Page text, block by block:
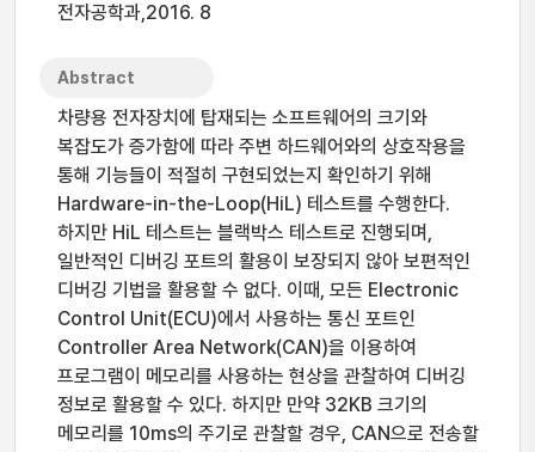
전자공학과,2016. 8
Abstract
차량용 전자장치에 탑재되는 소프트웨어의 크기와
복잡도가 증가함에 따라 주변 하드웨어와의 상호작용을
통해 기능들이 적절히 구현되었는지 확인하기 위해
Hardware-in-the-Loop(HiL) 테스트를 수행한다.
하지만 HiL 테스트는 블랙박스 테스트로 진행되며,
일반적인 디버깅 포트의 활용이 보장되지 않아 보편적인
디버깅 기법을 활용할 수 없다. 이때, 모든 Electronic
Control Unit(ECU)에서 사용하는 통신 포트인
Controller Area Network(CAN)을 이용하여
프로그램이 메모리를 사용하는 현상을 관찰하여 디버깅
정보로 활용할 수 있다. 하지만 만약 32KB 크기의
메모리를 10ms의 주기로 관찰할 경우, CAN으로 전송할